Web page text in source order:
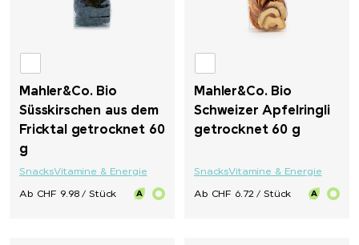
Mahler&Co. Bio
Süsskirschen aus dem
Fricktal getrocknet 60
g
SnacksVitamine & Energie
Ab CHF 9.98 / Stück
Mahler&Co. Bio
Schweizer Apfelringli
getrocknet 60 g
SnacksVitamine & Energie
Ab CHF 6.72 / Stück